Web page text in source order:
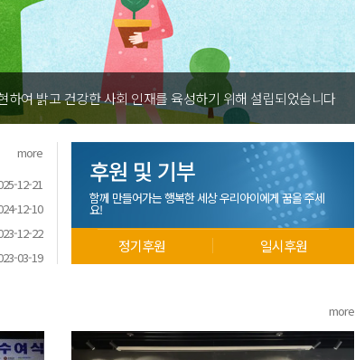
여 밝고 건강한 사회 인재를 육성하기 위해 설립되었습니다
more
12-21
12-10
12-22
03-19
후원 및 기부
함께 만들어가는 행복한 세상 우리아이에게 꿈을 주세
요!
정기후원 일시후원
more